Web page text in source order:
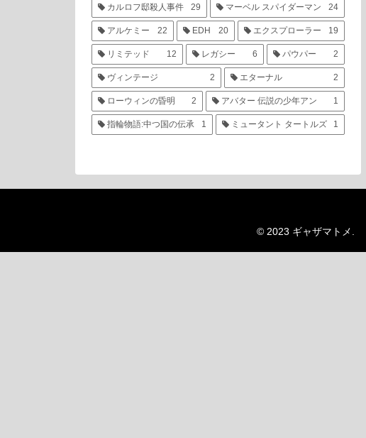
カルロフ邸殺人事件 29 マーベル スパイダーマン 24
アルケミー 22 EDH 20 エクスプローラー 19
リミテッド 12 レガシー 6 パウパー 2
ヴィンテージ 2 エターナル 2
ローウィンの昏明 2 アバター 伝説の少年アン 1
指輪物語:中つ国の伝承 1 ミュータント タートルズ 1
© 2023 ギャザマトメ.